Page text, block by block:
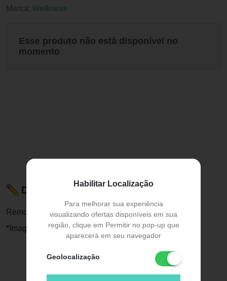
Habilitar Localização
Para melhorar sua experiência
visualizando ofertas disponíveis em sua
região, clique em Permitir no pop-up que
aparecerá em seu navegador
Geolocalização
Marca: Wellness
Esse produto não está disponível no
momento
Descrição do Produto
Remo Indoor Resistente a água Trident - GY038
*Imagens meramente ilustrativas.*